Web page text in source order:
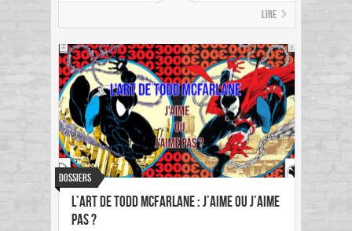
Lire
Dossiers
L’art de Todd McFarlane : j’aime ou j’aime
pas ?